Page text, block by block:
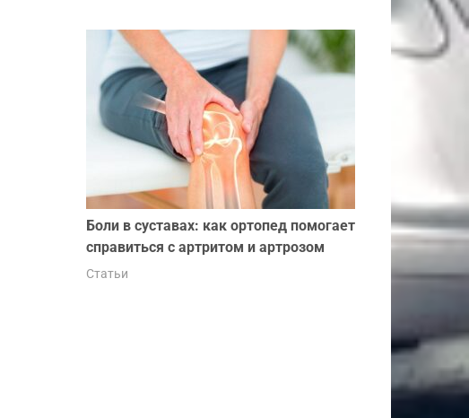
Боли в суставах: как ортопед помогает
справиться с артритом и артрозом
Статьи